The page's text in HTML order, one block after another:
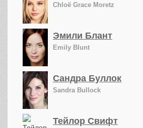
Chloë Grace Moretz
Эмили Блант
Emily Blunt
Сандра Буллок
Sandra Bullock
Тейлор Свифт